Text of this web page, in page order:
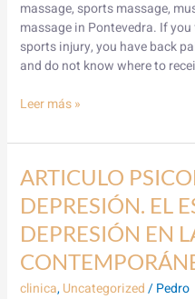
massage, sports massage,
massage in Pontevedra. If
sports injury, you have back
and do not know where to
Leer más »
ARTICULO
DEPRESIÓN. EL
DEPRESIÓN EN
clinica,Uncategorized/Pedro
ARTICULO
PSICOLOGÍA
«LA
DEPRESIÓN.
EL
ESTIGMA
DE